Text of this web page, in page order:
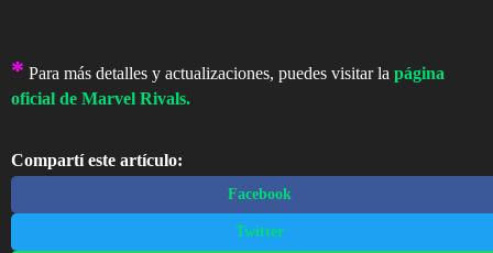
* Para más detalles y actualizaciones, puedes visitar la página
oficial de Marvel Rivals.
Compartí este artículo:
Facebook
Twitter